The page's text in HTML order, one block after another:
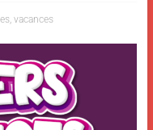
, vacances